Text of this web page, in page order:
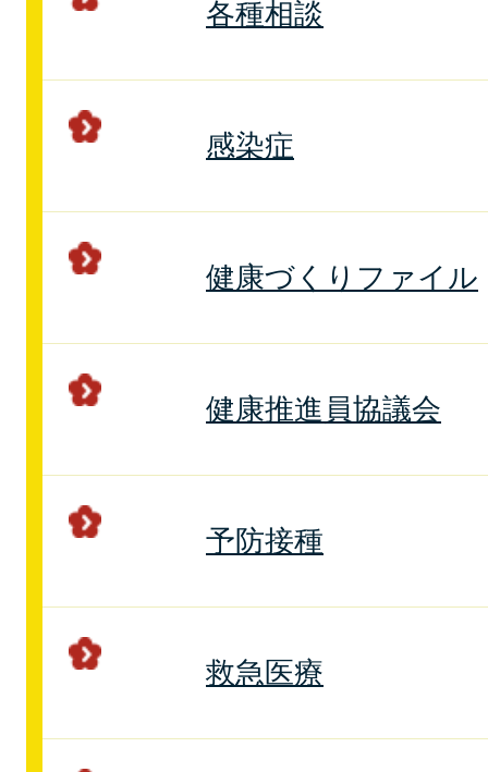
各種相談
感染症
健康づくりファイル
健康推進員協議会
予防接種
救急医療